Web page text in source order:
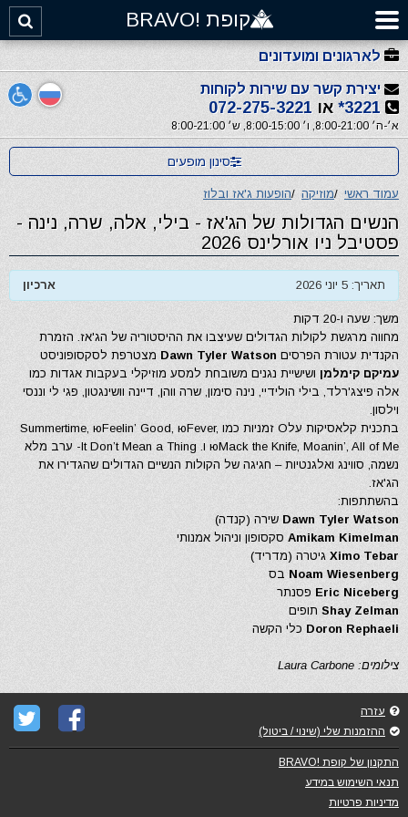
קופת !BRAVO
לארגונים ומועדונים
יצירת קשר עם שירות לקוחות
3221* או 072-275-3221
א׳-ה׳ 8:00-21:00, ו׳ 8:00-15:00, ש׳ 8:00-21:00
סינון מופעים
עמוד ראשי /מוזיקה /הופעות ג'אז ובלוז
הנשים הגדולות של הג'אז - בילי, אלה, שרה, נינה -
פסטיבל ניו אורלינס 2026
ארכיון תאריך: 5 יוני 2026
משך: שעה ו-20 דקות
מחווה מרגשת לקולות הגדולים שעיצבו את ההיסטוריה של הג'אז. הזמרת
הקנדית עטורת הפרסים Dawn Tyler Watson מצטרפת לסקסופוניסט
עמיקם קימלמן ושישיית נגנים משובחת למסע מוזיקלי בעקבות אגדות כמו
אלה פיצג'רלד, בילי הולידיי, נינה סימון, שרה ווהן, דיינה וושינגטון, פגי לי וננסי
וילסון.
בתכנית קלאסיקות עלО זמניות כמו Summertime, юFeelin’ Good, юFever,
юMack the Knife, Moanin’, All of Me ו. It Don’t Mean a Thing- ערב מלא
נשמה, סווינג ואלגנטיות – חגיגה של הקולות הנשיים הגדולים שהגדירו את
הג'אז.
בהשתתפות:
Dawn Tyler Watson שירה (קנדה)
Amikam Kimelman סקסופון וניהול אמנותי
Ximo Tebar גיטרה (מדריד)
Noam Wiesenberg בס
Eric Niceberg פסנתר
Shay Zelman תופים
Doron Rephaeli כלי הקשה
צילומים: Laura Carbone
עזרה
ההזמנות שלי (שינוי / ביטול)
התקנון של קופת !BRAVO
תנאי השימוש במידע
מדיניות פרטיות